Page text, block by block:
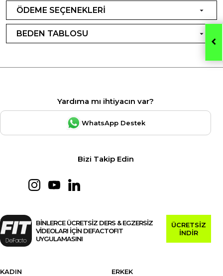
ÖDEME SEÇENEKLERİ
BEDEN TABLOSU
Yardıma mı ihtiyacın var?
WhatsApp Destek
Bizi Takip Edin
BİNLERCE ÜCRETSİZ DERS & EGZERSİZ
VİDEOLARI İÇİN DEFACTOFIT
UYGULAMASINI
ÜCRETSİZ
İNDİR
KADIN
ERKEK